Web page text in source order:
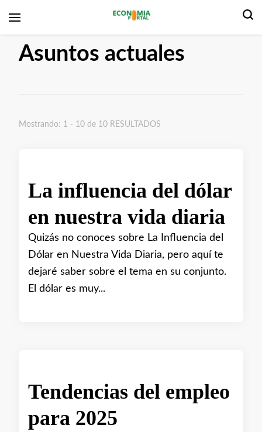
Asuntos actuales
Mostrando: 1 - 10 de 10 RESULTADOS
La influencia del dólar
en nuestra vida diaria
Quizás no conoces sobre La Influencia del
Dólar en Nuestra Vida Diaria, pero aquí te
dejaré saber sobre el tema en su conjunto.
El dólar es muy...
Tendencias del empleo
para 2025